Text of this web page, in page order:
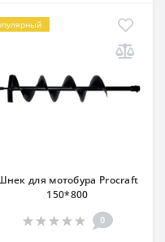
для мотобура Procraft
150*800
0